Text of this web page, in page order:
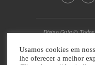
Divino Guia © Todos
Usamos cookies em
lhe oferecer a melhor